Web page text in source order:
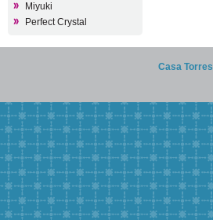
Miyuki
Perfect Crystal
Casa Torres